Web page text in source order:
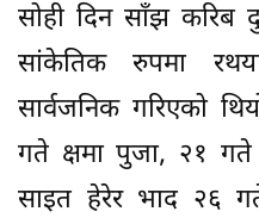
सोही दिन साँझ करिब
सांकेतिक रुपमा
सार्वजनिक गरिएको
गते क्षमा पुजा, २१ गते
साइत हेरेर भाद २६ गते